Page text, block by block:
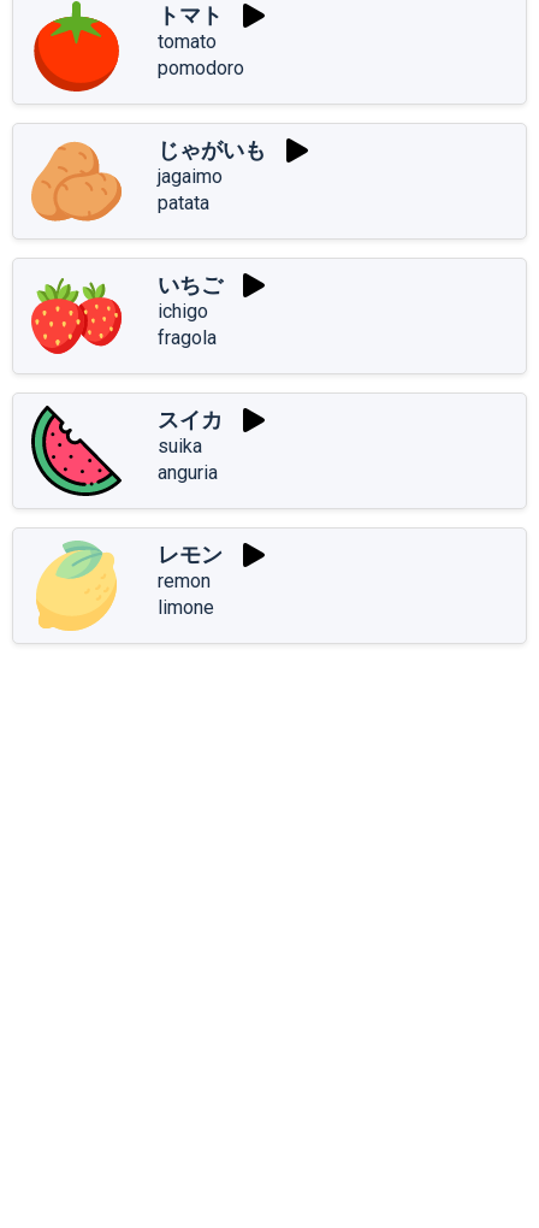
トマト
tomato
pomodoro
じゃがいも
jagaimo
patata
いちご
ichigo
fragola
スイカ
suika
anguria
レモン
remon
limone